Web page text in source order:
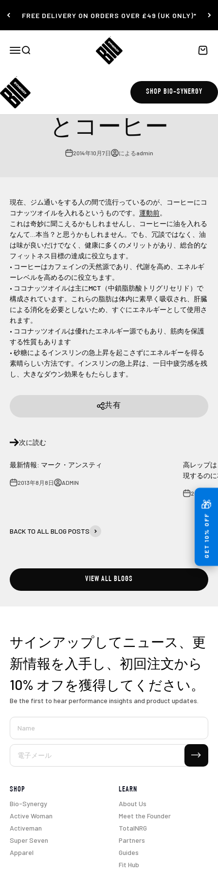
FREE DELIVERY ON ORDERS OVER £49 (UK ONLY)*
ナビゲーションメニューを開く
検索を開く
Bio-Synergy
カー
SHOP BIO-SYNERGY
🎁
GET 10% OFF
ココナッツオイル
とコーヒー
2014年10月7日 によるadmin
現在、ジム通いをする人の間で流行っているのが、コーヒーにコ
コナッツオイルを入れるというものです。 運動前。
これは奇妙に聞こえるかもしれませんし、コーヒーに油を入れる
なんて…本当？と思うかもしれません。でも、冗談ではなく、油
は味が良いだけでなく、健康に多くのメリットがあり、総合的な
フィットネス目標の達成に役立ちます。
• コーヒーはカフェインの天然源であり、代謝を高め、エネルギ
ーレベルを高めるのに役立ちます。
• ココナッツオイルは主にMCT（中鎖脂肪酸トリグリセリド）で
構成されています。これらの脂肪は体内に素早く吸収され、肝臓
による消化を必要としないため、すぐにエネルギーとして使用さ
れます。
• ココナッツオイルは優れたエネルギー源でもあり、筋肉を保護
する性質もあります
• 砂糖によるインスリンの急上昇を起こさずにエネルギーを得る
素晴らしい方法です。インスリンの急上昇は、一日中疲労感を残
し、大きなダウン効果をもたらします。
共有
次に読む
最新情報: マーク・アンスティ
2013年8月8日 ADMIN
高レップ
現するの
2014年10
BACK TO ALL BLOG POSTS
VIEW ALL BLOGS
サインアップしてニュース、更
新情報を入手し、初回注文から
10% オフを獲得してください。
Be the first to hear performance insights and product updates.
Name
電子メール
購読する
SHOP
Bio-Synergy
Active Woman
Activeman
Super Seven
Apparel
LEARN
About Us
Meet the Founder
TotalNRG
Partners
Guides
Fit Hub